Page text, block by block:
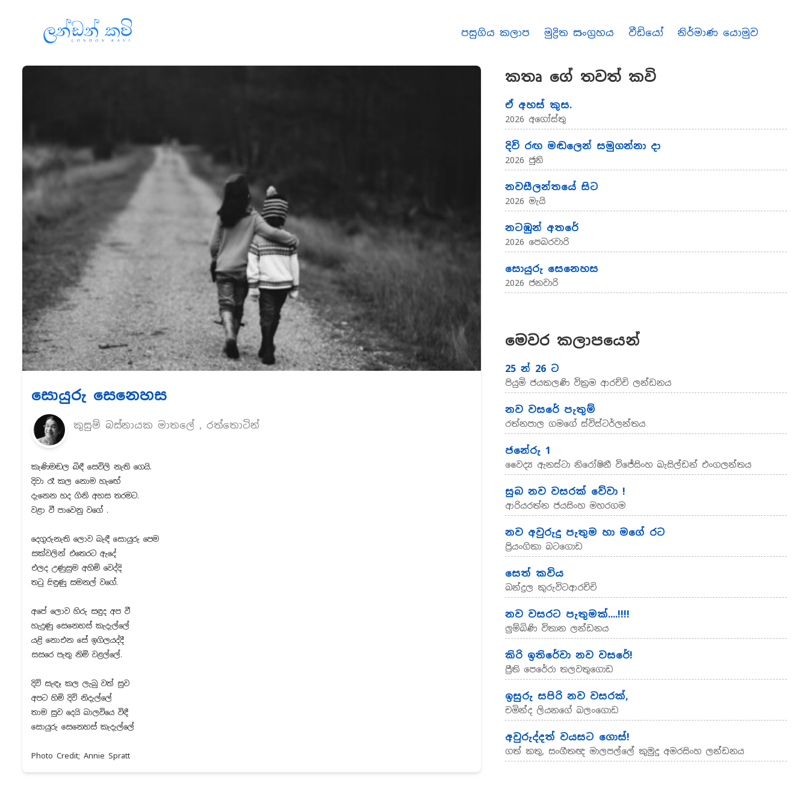
පසුගිය කලාප මුද්‍රිත සංග්‍රහය වීඩියෝ නිර්මාණ යොමුව
සොයුරු සෙනෙහස
කුසුම් බස්නායක මාතලේ , රත්තොටින්
කැණිමඬල බිඳී සෙවිලි නැති ගෙයි.
දිවා රෑ කල නොම හැඟේ
දැනෙන හද ගිනි අහස තරමට.
වළා වී පාවෙනු වගේ .
දෙගුරුනැති ලොව බැඳී සොයුරු පෙම
සක්වලින් එතෙරට ඇදේ
එලද උණුසුම අහිමි වෙද්දි
තටු සිඳුණු සමනල් වගේ.
අපේ ලොව හිරු සඳුද අප වී
හැදුණු සෙනෙහස් කැදැල්ලේ
යළි නොඑන සේ ඉගිලයද්දී
සසරෙ පැතු නිමි වළල්ලේ.
දිවි සැඳෑ කල ලැබු වත් සුව
අපට හිමි දිවි නිදැල්ලේ
තාම සුව දෙයි බාලවියෙ විඳී
සොයුරු සෙනෙහස් කැදැල්ලේ
Photo Credit; Annie Spratt
කතෘ ගේ තවත් කවි
ඒ අහස් කුස.
2026 අගෝස්තු
දිවි රඟ මඬලෙන් සමුගන්නා දා
2026 ජුනි
නවසීලන්තයේ සිට
2026 මැයි
නටඹුන් අතරේ
2026 පෙබරවාරි
සොයුරු සෙනෙහස
2026 ජනවාරි
මෙවර කලාපයෙන්
25 න් 26 ට
පියුමි ජයකලණි වික්‍රම ආරච්චි ලන්ඩනය
නව වසරේ පැතුම්
රත්නපාල ගමගේ ස්විස්ටර්ලන්තය
ජනේරු 1
වෛද්‍ය ඇනස්ටා නිරෝෂිනී විජේසිංහ බැසිල්ඩන් එංගලන්තය
සුබ නව වසරක් වේවා !
ආරියරත්න ජයසිංහ මහරගම
නව අවුරුදු පැතුම හා මගේ රට
ප්‍රියංගිකා බටගොඩ
සෙත් කවිය
බන්දුල කුරුවිටආරච්චි
නව වසරට පැතුමක්....!!!!
ලුම්බිණි විතාන ලන්ඩනය
කිරි ඉතිරේවා නව වසරේ!
ප්‍රීති පෙරේරා තලවතුගොඩ
ඉසුරු සපිරි නව වසරක්,
චමින්ද ලියනගේ බලංගොඩ
අවුරුද්දත් වයසට ගොස්!
ගත් කතු, සංගීතඥ මාලපල්ලේ කුමුදු අමරසිංහ ලන්ඩනය